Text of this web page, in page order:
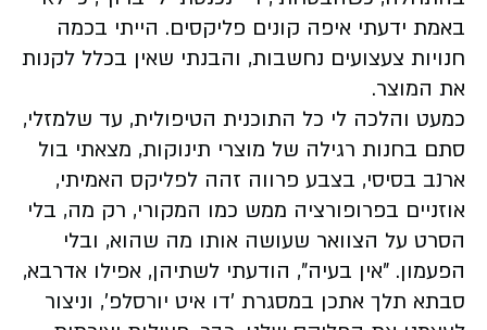
באמת ידעתי איפה קונים פליקסים. הייתי בכמה
חנויות צעצועים נחשבות, והבנתי שאין בכלל לקנות
את המוצר.
כמעט והלכה לי כל התוכנית הטיפולית, עד שלמזלי,
סתם בחנות רגילה של מוצרי תינוקות, מצאתי בול
ארנב בסיסי, בצבע פרווה זהה לפליקס האמיתי,
אוזניים בפרופורציה ממש כמו המקורי, רק מה, בלי
הסרט על הצוואר שעושה אותו מה שהוא, ובלי
הפעמון. "אין בעיה", הודעתי לשתיהן, אפילו אדרבא,
סבתא תלך אתכן במסגרת 'דו איט יורסלפ', וניצור